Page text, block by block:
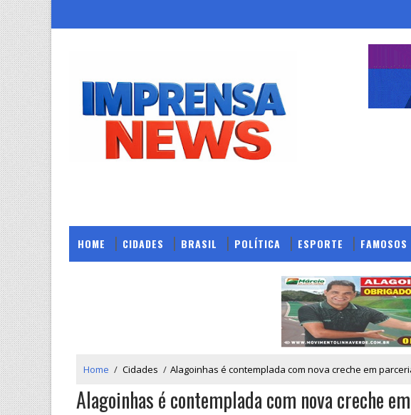
HOME CIDADES BRASIL POLÍTICA ESPORTE FAMOSOS
Home / Cidades / Alagoinhas é contemplada com nova creche em
Alagoinhas é contemplada com nova creche